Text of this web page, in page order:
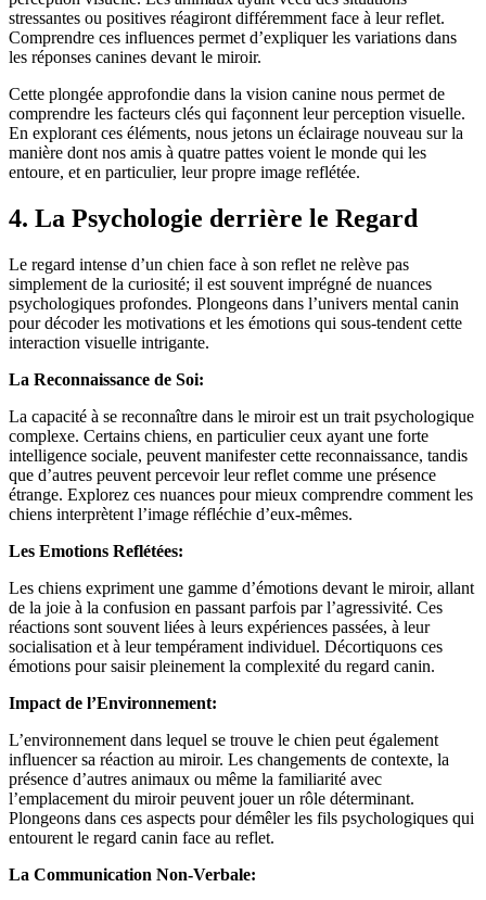
stressantes ou positives réagiront différemment face à leur reflet.
Comprendre ces influences permet d’expliquer les variations dans
les réponses canines devant le miroir.
Cette plongée approfondie dans la vision canine nous permet de
comprendre les facteurs clés qui façonnent leur perception visuelle.
En explorant ces éléments, nous jetons un éclairage nouveau sur la
manière dont nos amis à quatre pattes voient le monde qui les
entoure, et en particulier, leur propre image reflétée.
4. La Psychologie derrière le Regard
Le regard intense d’un chien face à son reflet ne relève pas
simplement de la curiosité; il est souvent imprégné de nuances
psychologiques profondes. Plongeons dans l’univers mental canin
pour décoder les motivations et les émotions qui sous-tendent cette
interaction visuelle intrigante.
La Reconnaissance de Soi:
La capacité à se reconnaître dans le miroir est un trait psychologique
complexe. Certains chiens, en particulier ceux ayant une forte
intelligence sociale, peuvent manifester cette reconnaissance, tandis
que d’autres peuvent percevoir leur reflet comme une présence
étrange. Explorez ces nuances pour mieux comprendre comment les
chiens interprètent l’image réfléchie d’eux-mêmes.
Les Emotions Reflétées:
Les chiens expriment une gamme d’émotions devant le miroir, allant
de la joie à la confusion en passant parfois par l’agressivité. Ces
réactions sont souvent liées à leurs expériences passées, à leur
socialisation et à leur tempérament individuel. Décortiquons ces
émotions pour saisir pleinement la complexité du regard canin.
Impact de l’Environnement:
L’environnement dans lequel se trouve le chien peut également
influencer sa réaction au miroir. Les changements de contexte, la
présence d’autres animaux ou même la familiarité avec
l’emplacement du miroir peuvent jouer un rôle déterminant.
Plongeons dans ces aspects pour démêler les fils psychologiques qui
entourent le regard canin face au reflet.
La Communication Non-Verbale: